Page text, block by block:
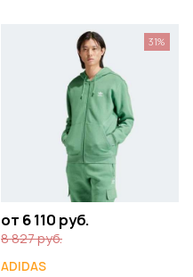
от 6 110 руб.
8 827 руб.
ADIDAS
31%